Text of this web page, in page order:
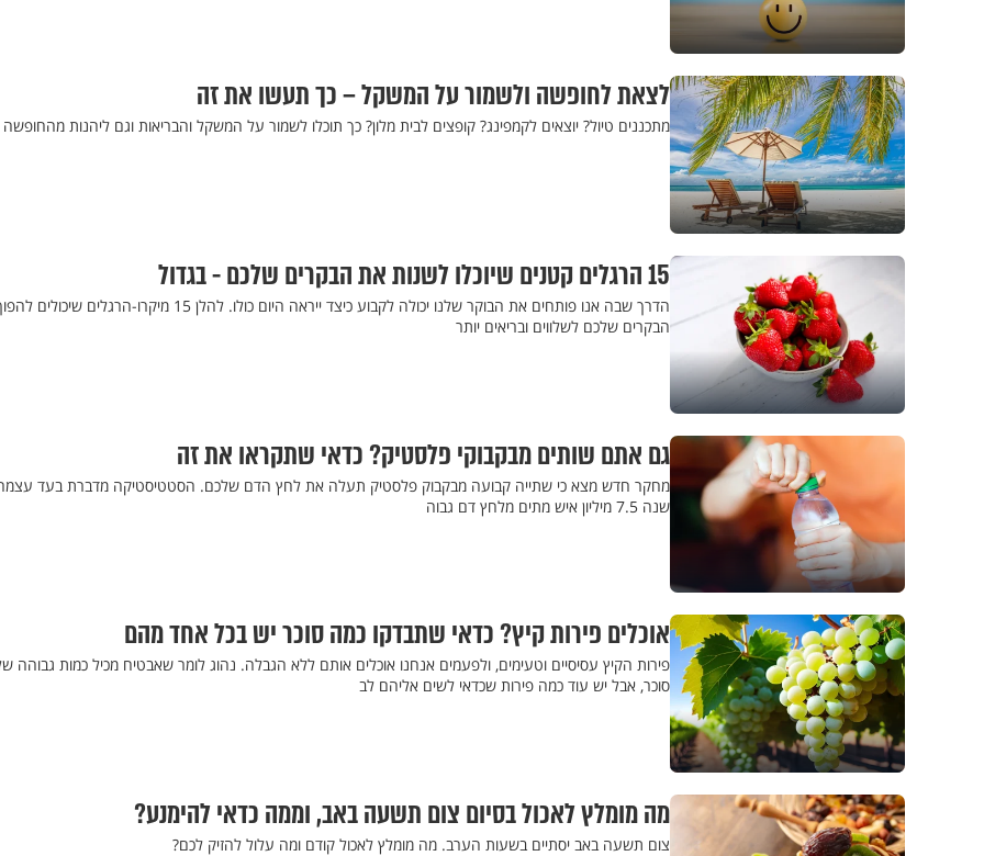
לצאת לחופשה ולשמור על המשקל – כך תעשו את זה
מתכננים טיול? יוצאים לקמפינג? קופצים לבית מלון? כך תוכלו לשמור על המשקל והבריאות וגם ליהנות מהחופשה
15 הרגלים קטנים שיוכלו לשנות את הבקרים שלכם - בגדול
הדרך שבה אנו פותחים את הבוקר שלנו יכולה לקבוע כיצד ייראה היום כולו. להלן 15 מיקרו-הרגלים
הבקרים שלכם לשלווים ובריאים יותר
גם אתם שותים מבקבוקי פלסטיק? כדאי שתקראו את זה
מחקר חדש מצא כי שתייה קבועה מבקבוק פלסטיק תעלה את לחץ הדם שלכם. הסטטיסטיקה מדברת בעד
שנה 7.5 מיליון איש מתים מלחץ דם גבוה
אוכלים פירות קיץ? כדאי שתבדקו כמה סוכר יש בכל אחד מהם
פירות הקיץ עסיסיים וטעימים, ולפעמים אנחנו אוכלים אותם ללא הגבלה. נהוג לומר שאבטיח מכיל כמות גבוהה
סוכר, אבל יש עוד כמה פירות שכדאי לשים אליהם לב
מה מומלץ לאכול בסיום צום תשעה באב, וממה כדאי להימנע?
צום תשעה באב יסתיים בשעות הערב. מה מומלץ לאכול קודם ומה עלול להזיק לכם?